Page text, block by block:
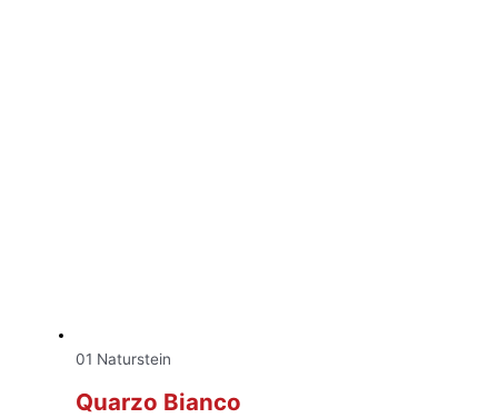
01 Naturstein
Quarzo Bianco